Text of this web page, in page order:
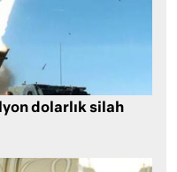
dolarlık silah